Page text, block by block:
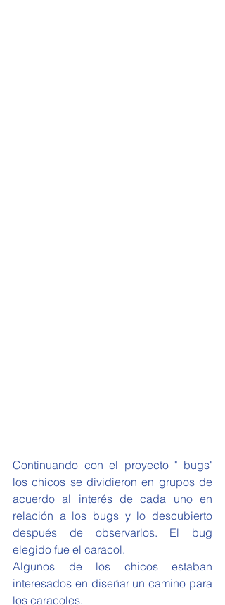
Continuando con el proyecto " bugs"
los chicos se dividieron en grupos de
acuerdo al interés de cada uno en
relación a los bugs y lo descubierto
después de observarlos. El bug
elegido fue el caracol.
Algunos de los chicos estaban
interesados en diseñar un camino para
los caracoles.